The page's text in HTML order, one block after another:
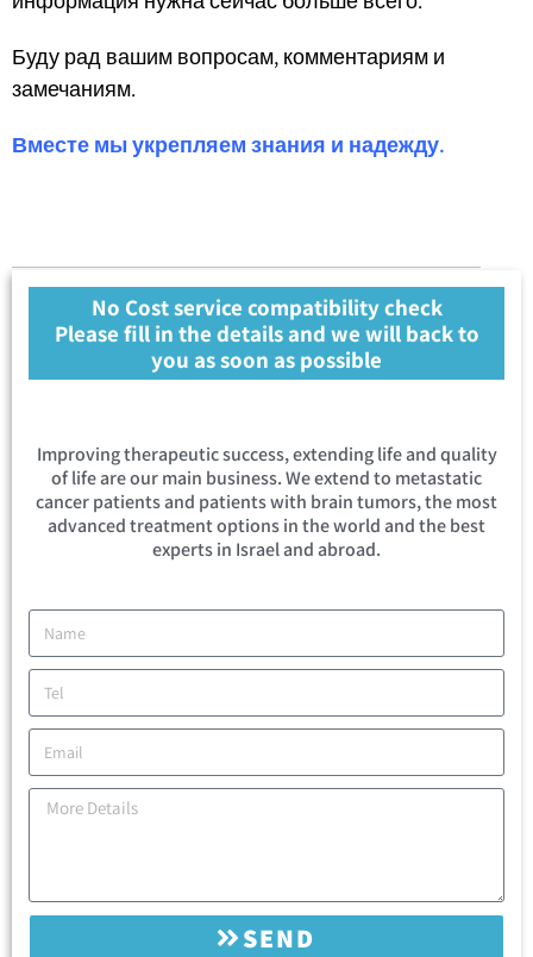
Буду рад вашим вопросам, комментариям и
замечаниям.
Вместе мы укрепляем знания и надежду.
No Cost service compatibility check
Please fill in the details and we will back to
you as soon as possible
Improving therapeutic success, extending life and quality
of life are our main business. We extend to metastatic
cancer patients and patients with brain tumors, the most
advanced treatment options in the world and the best
experts in Israel and abroad.
SEND